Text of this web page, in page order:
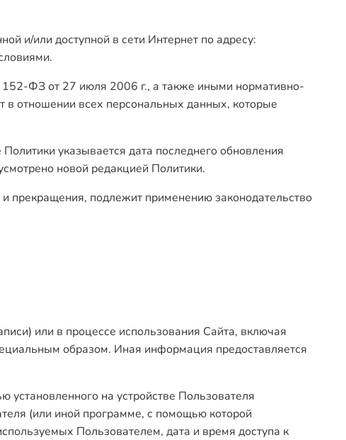
и/или доступной в сети Интернет по адресу:
ФЗ от 27 июля 2006 г., а также иными нормативно-
в отношении всех персональных данных, которые
указывается дата последнего обновления
новой редакцией Политики.
прекращения, подлежит применению законодательство
или в процессе использования Сайта, включая
образом. Иная информация предоставляется
на устройстве Пользователя
(или иной программе, с помощью которой
Пользователем, дата и время доступа к